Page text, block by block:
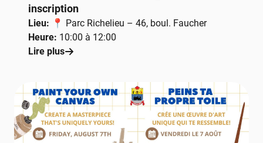
inscription
Lieu: 📍 Parc Richelieu – 46, boul. Faucher
Heure: 10:00 à 12:00
Lire plus